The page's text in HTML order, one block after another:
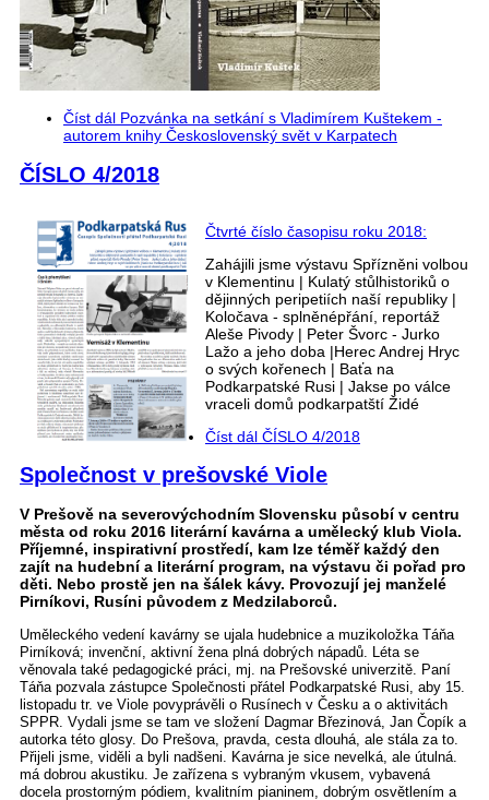
Číst dál Pozvánka na setkání s Vladimírem Kuštekem -
autorem knihy Československý svět v Karpatech
ČÍSLO 4/2018
Čtvrté číslo časopisu roku 2018:
Zahájili jsme výstavu Spřízněni volbou
v Klementinu | Kulatý stůlhistoriků o
dějinných peripetiích naší republiky |
Koločava - splněnépřání, reportáž
Aleše Pivody | Peter Švorc - Jurko
Lažo a jeho doba |Herec Andrej Hryc
o svých kořenech | Baťa na
Podkarpatské Rusi | Jakse po válce
vraceli domů podkarpatští Židé
Číst dál ČÍSLO 4/2018
Společnost v prešovské Viole
V Prešově na severovýchodním Slovensku působí v centru
města od roku 2016 literární kavárna a umělecký klub Viola.
Příjemné, inspirativní prostředí, kam lze téměř každý den
zajít na hudební a literární program, na výstavu či pořad pro
děti. Nebo prostě jen na šálek kávy. Provozují jej manželé
Pirníkovi, Rusíni původem z Medzilaborců.
Uměleckého vedení kavárny se ujala hudebnice a muzikoložka Táňa
Pirníková; invenční, aktivní žena plná dobrých nápadů. Léta se
věnovala také pedagogické práci, mj. na Prešovské univerzitě. Paní
Táňa pozvala zástupce Společnosti přátel Podkarpatské Rusi, aby 15.
listopadu tr. ve Viole povyprávěli o Rusínech v Česku a o aktivitách
SPPR. Vydali jsme se tam ve složení Dagmar Březinová, Jan Čopík a
autorka této glosy. Do Prešova, pravda, cesta dlouhá, ale stála za to.
Přijeli jsme, viděli a byli nadšeni. Kavárna je sice nevelká, ale útulná.
má dobrou akustiku. Je zařízena s vybraným vkusem, vybavená
docela prostorným pódiem, kvalitním pianinem, dobrým osvětlením a